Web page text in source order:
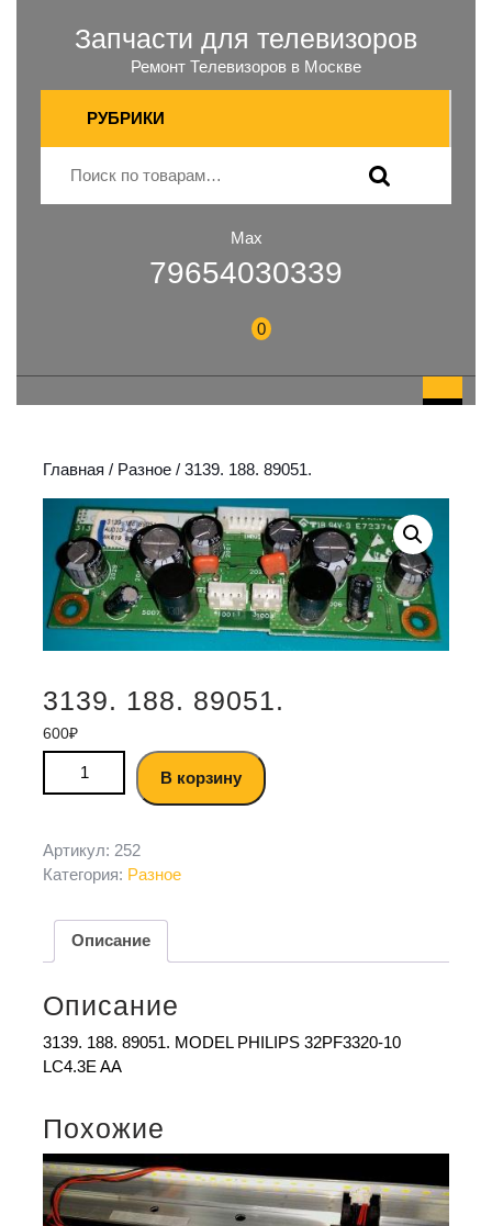
Запчасти для телевизоров
Ремонт Телевизоров в Москве
РУБРИКИ
Max
79654030339
0
Главная / Разное / 3139. 188. 89051.
3139. 188. 89051.
600₽
В корзину
Артикул: 252
Категория: Разное
Описание
Описание
3139. 188. 89051. MODEL PHILIPS 32PF3320-10
LC4.3E AA
Похожие